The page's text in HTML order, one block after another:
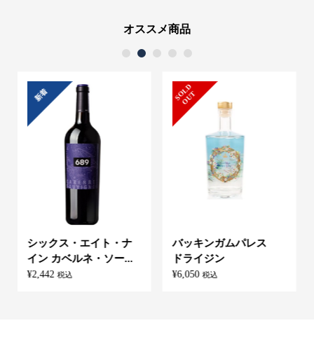
オススメ商品
新着
シックス・エイト・ナ
イン カベルネ・ソー...
¥2,442 税込
S
O
L
D
O
U
T
バッキンガムパレス
ドライジン
¥6,050 税込
1 2 3 4 5